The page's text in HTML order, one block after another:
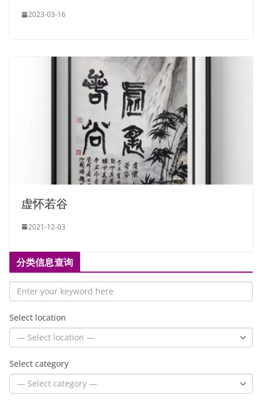
2023-03-16
虚怀若谷
2021-12-03
分类信息查询
Select location
Select category